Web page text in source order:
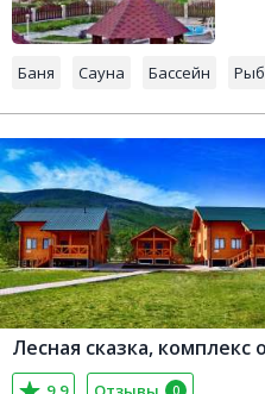
Баня Сауна Бассейн
Лесная сказка, комплекс
0